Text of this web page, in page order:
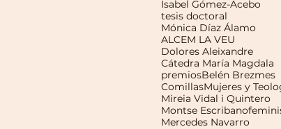
Isabel Gómez-Acebo
tesis doctoral
Mónica Díaz Álamo
ALCEM LA VEU
Dolores Aleixandre
Cátedra María Magdala
premiosBelén Brezmes
ComillasMujeres y
Mireia Vidal i Quintero
Montse Escribano
Mercedes Navarro